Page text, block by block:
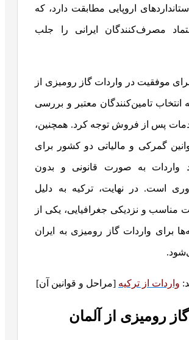
اروپایی مطابقت دارد، که
مصرف‌کنندگان ایرانی را جلب
موفقیت در واردات گاز رومیزی از
انتخاب تامین‌کنندگان معتبر و بررسی
پس از فروش توجه کرد. همچنین،
گمرکی و مالیاتی دو کشور برای
واردات به صورت قانونی و بدون
است. در نهایت، ترکیه به دلیل
مناسب و نزدیکی جغرافیایی، یکی از
برای واردات گاز رومیزی به ایران
واردات از ترکیه [مراحل و قوانین آن]
رومیزی از آلمان